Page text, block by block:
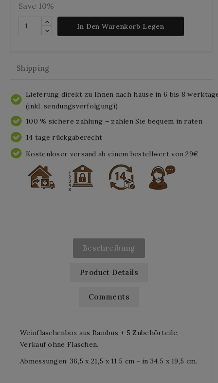
Save 10%
In Den Warenkorb Legen
Shipping
Lieferung direkt zu Ihnen nach hause in 6 bis 8
(inkl. sendungsverfolgungi)
100 % sichere zahlung – zahlen Sie bequem in raten
14 tage rückgaberecht
Kostenloser versand ab einem bestellwert von 29€
Beschreibung
Product Details
Comments
Weinflaschenbox aus Bambus + 5 Zubehörteile,
Verkauf ohne Flaschen.
Abmessungen: 36,5 x 21,5 x 11,5 cm - in 34,5 x 19,5 cm.